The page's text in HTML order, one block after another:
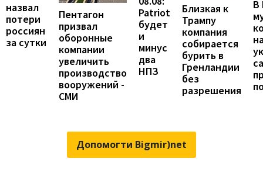
назвал
потери
россиян
за сутки
Пентагон
призвал
оборонные
компании
увеличить
производство
вооружений -
СМИ
Patriot
будет
и
минус
два
НПЗ
Близкая к
Трампу
компания
собирается
бурить в
Гренландии
без
разрешения
В
Допомогти Bigmir)net